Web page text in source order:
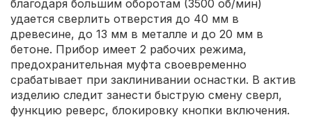
благодаря большим оборотам (3500 об/мин)
удается сверлить отверстия до 40 мм в
древесине, до 13 мм в металле и до 20 мм в
бетоне. Прибор имеет 2 рабочих режима,
предохранительная муфта своевременно
срабатывает при заклинивании оснастки. В актив
изделию следит занести быструю смену сверл,
функцию реверс, блокировку кнопки включения.